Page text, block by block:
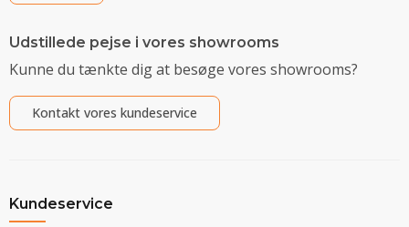
Udstillede pejse i vores showrooms
Kunne du tænkte dig at besøge vores showrooms?
Kontakt vores kundeservice
Kundeservice